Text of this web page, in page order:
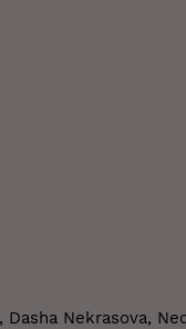
Nekrasova,